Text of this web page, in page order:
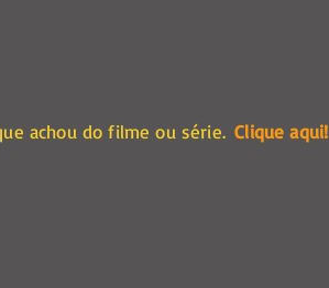
achou do filme ou série. Clique aqui!